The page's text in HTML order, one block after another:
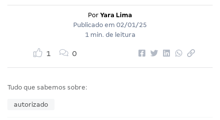
Por Yara Lima
Publicado em 02/01/25
1 min. de leitura
1 0
Tudo que sabemos sobre:
autorizado